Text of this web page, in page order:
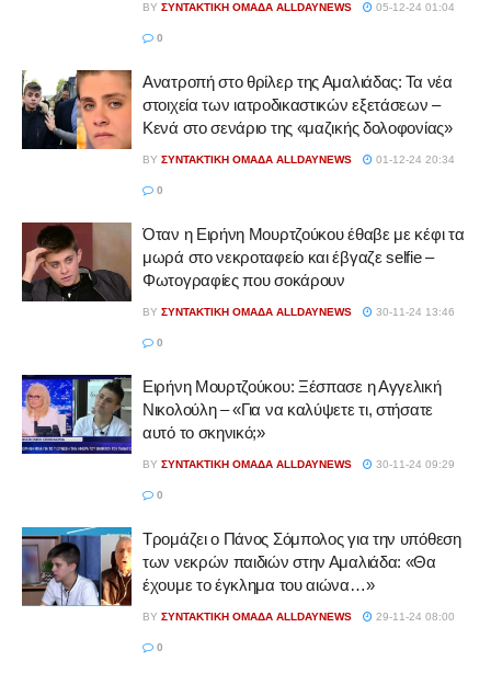
BY ΣΥΝΤΑΚΤΙΚΉ ΟΜΆΔΑ ALLDAYNEWS 05-12-24 01:04
0
Ανατροπή στο θρίλερ της Αμαλιάδας: Τα νέα
στοιχεία των ιατροδικαστικών εξετάσεων –
Κενά στο σενάριο της «μαζικής δολοφονίας»
BY ΣΥΝΤΑΚΤΙΚΉ ΟΜΆΔΑ ALLDAYNEWS 01-12-24 20:34
0
Όταν η Ειρήνη Μουρτζούκου έθαβε με κέφι τα
μωρά στο νεκροταφείο και έβγαζε selfie –
Φωτογραφίες που σοκάρουν
BY ΣΥΝΤΑΚΤΙΚΉ ΟΜΆΔΑ ALLDAYNEWS 30-11-24 13:46
0
Ειρήνη Μουρτζούκου: Ξέσπασε η Αγγελική
Νικολούλη – «Για να καλύψετε τι, στήσατε
αυτό το σκηνικό;»
BY ΣΥΝΤΑΚΤΙΚΉ ΟΜΆΔΑ ALLDAYNEWS 30-11-24 09:29
0
Τρομάζει ο Πάνος Σόμπολος για την υπόθεση
των νεκρών παιδιών στην Αμαλιάδα: «Θα
έχουμε το έγκλημα του αιώνα…»
BY ΣΥΝΤΑΚΤΙΚΉ ΟΜΆΔΑ ALLDAYNEWS 29-11-24 08:00
0